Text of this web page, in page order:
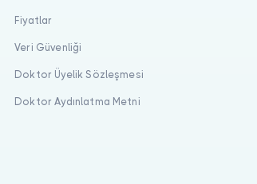
Fiyatlar
Veri Güvenliği
Doktor Üyelik Sözleşmesi
Doktor Aydınlatma Metni